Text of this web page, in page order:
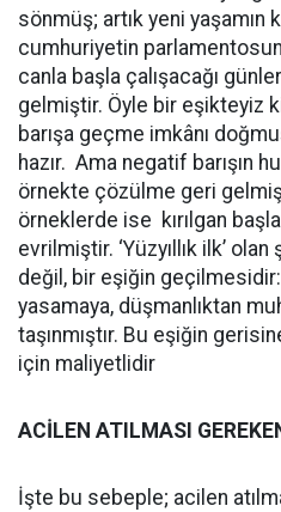
sönmüş; artık yeni
cumhuriyetin
canla başla çalışacağı
gelmiştir. Öyle bir eşikteyiz
barışa geçme imkânı
hazır. Ama negatif barışın
örnekte çözülme geri
örneklerde ise kırılgan
evrilmiştir. ‘Yüzyıllık ilk’
değil, bir eşiğin
yasamaya, düşmanlıktan
taşınmıştır. Bu eşiğin
için maliyetlidir
ACİLEN ATILMASI
İşte bu sebeple; acilen